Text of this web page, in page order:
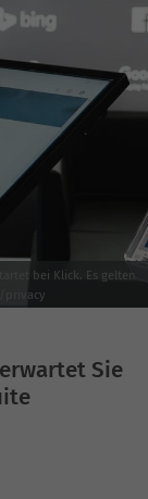
bei Klick. Es gelten
privacy
Sie